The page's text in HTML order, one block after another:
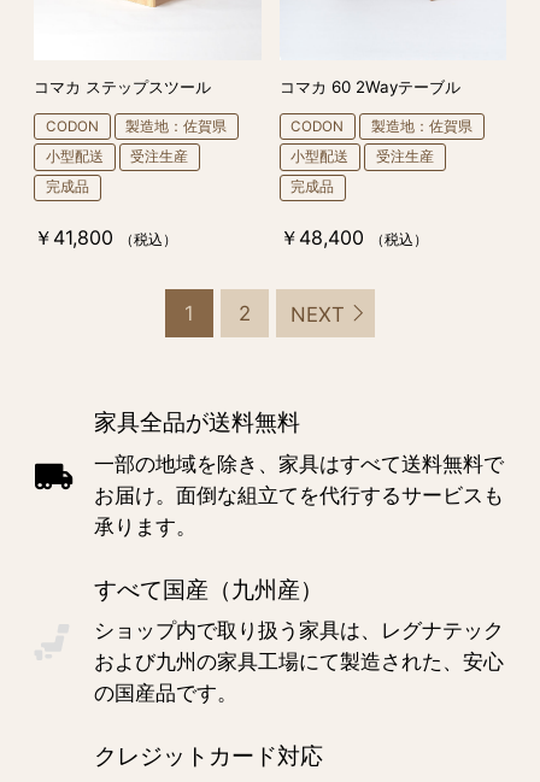
コマカ ステップスツール
CODON
製造地：佐賀県
小型配送
受注生産
完成品
￥41,800 （税込）
コマカ 60 2Wayテーブル
CODON
製造地：佐賀県
小型配送
受注生産
完成品
￥48,400 （税込）
1 2 NEXT
家具全品が送料無料
一部の地域を除き、家具はすべて送料無料で
お届け。面倒な組立てを代行するサービスも
承ります。
すべて国産（九州産）
ショップ内で取り扱う家具は、レグナテック
および九州の家具工場にて製造された、安心
の国産品です。
クレジットカード対応